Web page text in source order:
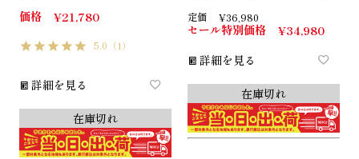
価格 ¥21,780
5.0 （1）
詳細を見る
在庫切れ
定価 ¥36,980
セール特別価格 ¥34,980
詳細を見る
在庫切れ